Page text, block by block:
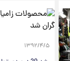
۱۳۹۲/۴/۵